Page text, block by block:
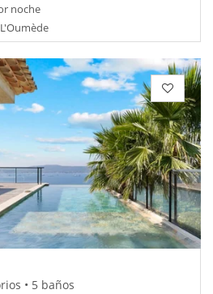
noche
• 5 baños